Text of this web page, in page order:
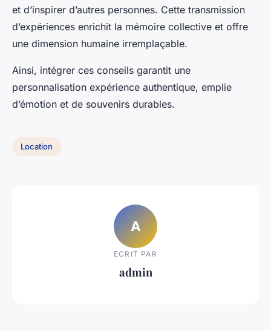
et d’inspirer d’autres personnes. Cette transmission
d’expériences enrichit la mémoire collective et offre
une dimension humaine irremplaçable.
Ainsi, intégrer ces conseils garantit une
personnalisation expérience authentique, emplie
d’émotion et de souvenirs durables.
Location
A
ECRIT PAR
admin